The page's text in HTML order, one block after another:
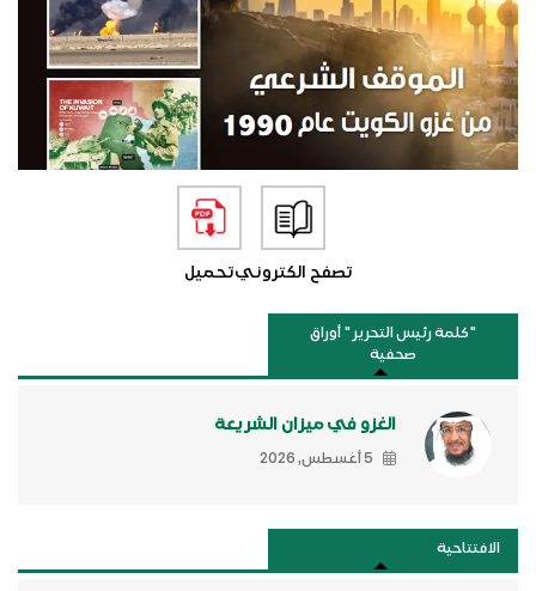
تصفح الكترونيتحميل
"كلمة رئيس التحرير " أوراق
صحفية
الغزو في ميزان الشريعة
5 أغسطس, 2026
الافتتاحية